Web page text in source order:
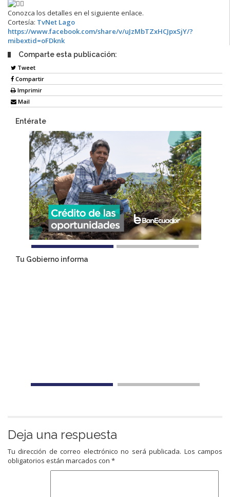
Conozca los detalles en el siguiente enlace.
Cortesía: TvNet Lago
https://www.facebook.com/share/v/uJzMbTZxHCJpxSjY/?
mibextid=oFDknk
Comparte esta publicación:
Tweet
Compartir
Imprimir
Mail
Entérate
Tu Gobierno informa
Deja una respuesta
Tu dirección de correo electrónico no será publicada. Los campos
obligatorios están marcados con *